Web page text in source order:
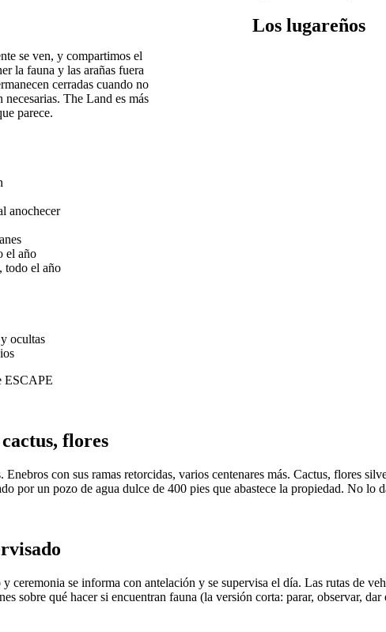
Los lugareños
se ven, y compartimos el
la fauna y las arañas fuera
cerradas cuando no
necesarias. The Land es más
parece.
anochecer
el año
todo el año
ocultas
flores
con sus ramas retorcidas, varios centenares más. Cactus, flores
por un pozo de agua dulce de 400 pies que abastece la propiedad. No lo
ceremonia se informa con antelación y se supervisa el día. Las rutas de
sobre qué hacer si encuentran fauna (la versión corta: parar, observar,